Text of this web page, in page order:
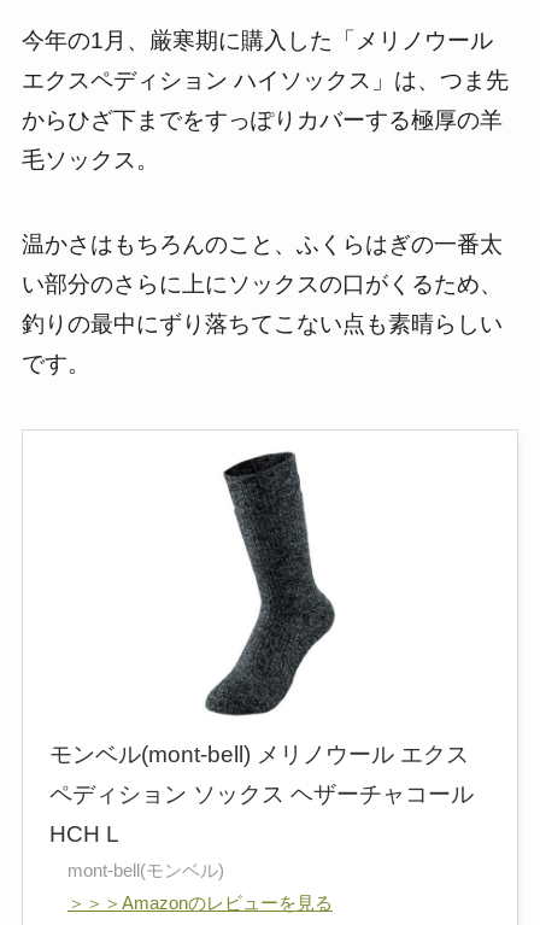
今年の1月、厳寒期に購入した「メリノウール
エクスペディション ハイソックス」は、つま先
からひざ下までをすっぽりカバーする極厚の羊
毛ソックス。
温かさはもちろんのこと、ふくらはぎの一番太
い部分のさらに上にソックスの口がくるため、
釣りの最中にずり落ちてこない点も素晴らしい
です。
モンベル(mont‐bell) メリノウール エクス
ペディション ソックス ヘザーチャコール
HCH L
mont-bell(モンベル)
＞＞＞Amazonのレビューを見る